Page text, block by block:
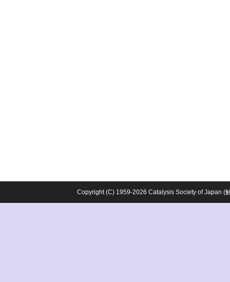
Copyright (C) 1959-2026 Catalysis Society of Japan (